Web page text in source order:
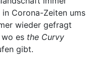
Corona-Zeiten ums
wieder gefragt
wo es the Curvy
gibt.